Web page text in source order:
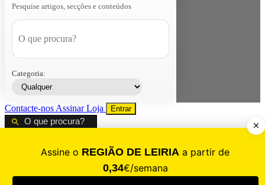
Pesquise artigos, secções e conteúdos
Categoria:
Contacte-nos AssinarLoja Entrar